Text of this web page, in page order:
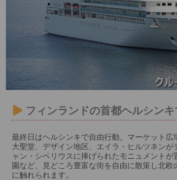
フィンランドの首都ヘルシン
最終日はヘルシンキで自由行動。マーケット広
大聖堂、デザイン地区、エイラ・ヒルツネンが
ャン・シベリウスに捧げられたモニュメントが
園など、見どころ豊富な街を自由に散策し北欧
に触れられます。